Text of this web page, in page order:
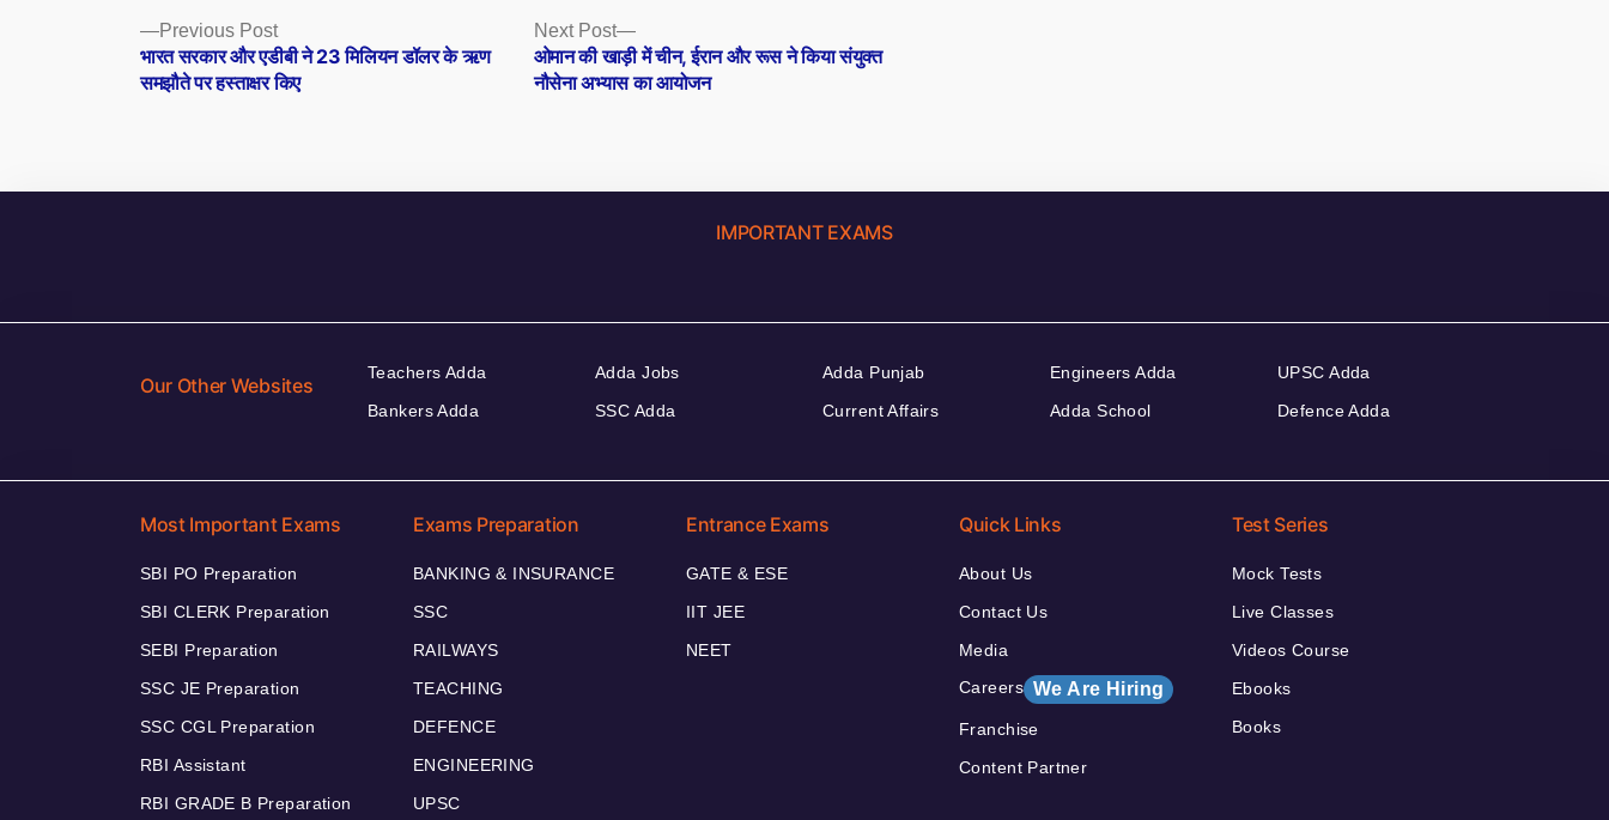
Posts
navigation
Previous PostPrevious
post:
भारत सरकार और एडीबी ने 23 मिलियन डॉलर के ऋण
समझौते पर हस्ताक्षर किए
Next Post
Next
post:
ओमान की खाड़ी में चीन, ईरान और रूस ने किया संयुक्त
नौसेना अभ्यास का आयोजन
IMPORTANT EXAMS
Our Other Websites
Teachers Adda
Bankers Adda
Adda Jobs
SSC Adda
Adda Punjab
Current Affairs
Engineers Adda
Adda School
UPSC Adda
Defence Adda
Most Important Exams
SBI PO Preparation
SBI CLERK Preparation
SEBI Preparation
SSC JE Preparation
SSC CGL Preparation
RBI Assistant
RBI GRADE B Preparation
Exams Preparation
BANKING & INSURANCE
SSC
RAILWAYS
TEACHING
DEFENCE
ENGINEERING
UPSC
Entrance Exams
GATE & ESE
IIT JEE
NEET
Quick Links
About Us
Contact Us
Media
Careers We Are Hiring
Franchise
Content Partner
Test Series
Mock Tests
Live Classes
Videos Course
Ebooks
Books